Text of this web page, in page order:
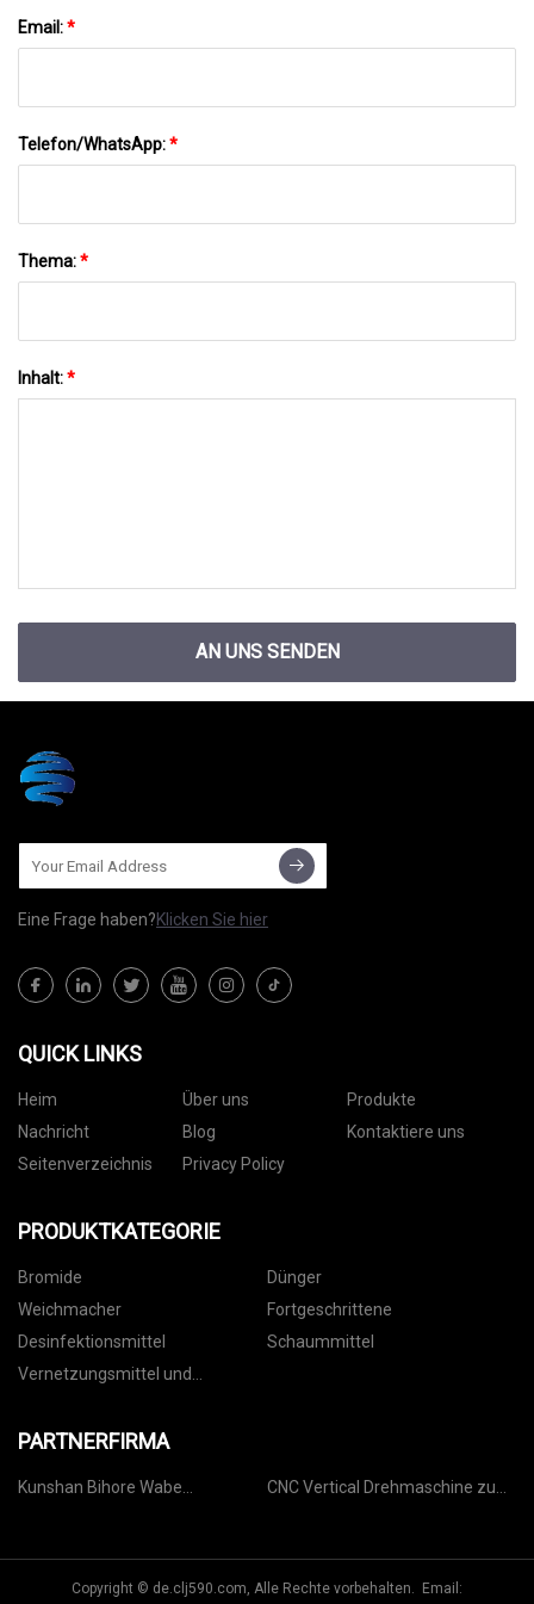
Email:*
Telefon/WhatsApp:*
Thema:*
Inhalt:*
AN UNS SENDEN
Eine Frage haben?Klicken Sie hier
QUICK LINKS
Heim Über uns
Produkte
Nachricht
Blog
Kontaktiere uns
Seitenverzeichnis
Privacy Policy
PRODUKTKATEGORIE
Bromide
Dünger
Weichmacher
Fortgeschrittene
Desinfektionsmittel
Schaummittel
Vernetzungsmittel und
PARTNERFIRMA
Kunshan Bihore Wabe
CNC Vertical Drehmaschine zum
Copyright © de.clj590.com, Alle Rechte vorbehalten. Email: